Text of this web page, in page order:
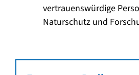
vertrauenswürdige
Naturschutz und